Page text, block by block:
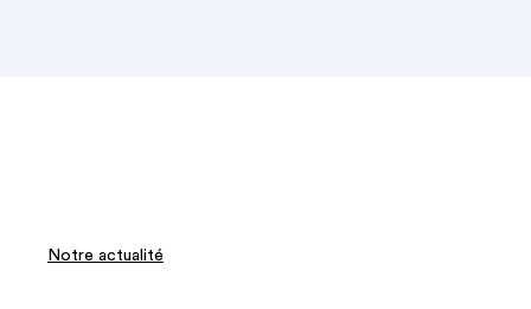
Notre actualité